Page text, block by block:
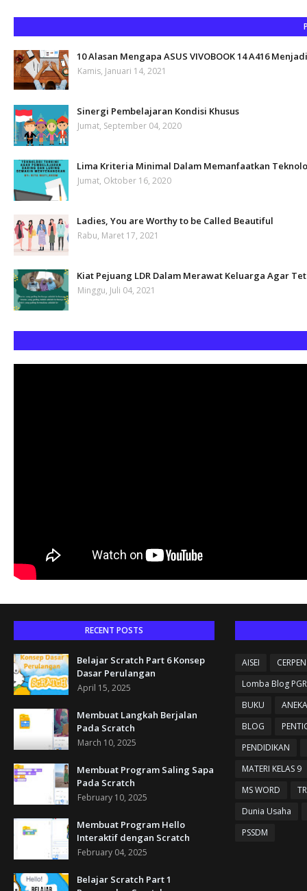
10 Alasan Mengapa ASUS VIVOBOOK 14 A416
Kamis, Januari 14, 2021
Sinergi Pembelajaran Kondisi Khusus
Jumat, September 04, 2020
Lima Kriteria Minimal Dalam Memanfaatkan
Jumat, Oktober 16, 2020
Ladies, You are Worthy to be Called Beautiful
Rabu, Maret 17, 2021
Kiat Pejuang LDR Dalam Merawat Keluarga Agar
Minggu, Juli 04, 2021
RECENT POSTS
Belajar Scratch Part 6 Konsep
Dasar Perulangan
April 15, 2025
Membuat Langkah Berjalan
Pada Scratch
March 10, 2025
Membuat Program Saling Sapa
Pada Scratch
February 10, 2025
Membuat Program Hello
Interaktif dengan Scratch
February 04, 2025
Belajar Scratch Part 1
AISEI
CERPEN
Lomba Blog
BUKU
BLOG
PENDIDIKAN
MATERI KELAS 9
MS WORD
Dunia Usaha
PSSDM